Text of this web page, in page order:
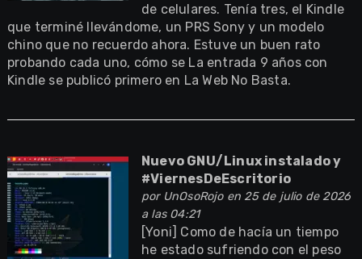
de celulares. Tenía tres, el Kindle
que terminé llevándome, un PRS Sony y un modelo
chino que no recuerdo ahora. Estuve un buen rato
probando cada uno, cómo se La entrada 9 años con
Kindle se publicó primero en La Web No Basta.
Nuevo GNU/Linux instalado y
#ViernesDeEscritorio
por UnOsoRojoen 25 de julio de 2026
a las 04:21
[Yoni] Como de hacía un tiempo
he estado sufriendo con el peso